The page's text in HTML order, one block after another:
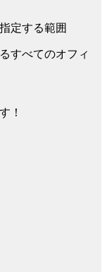
定する範囲
すべてのオフィ
！